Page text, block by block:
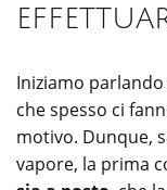
Iniziamo
che spesso ci
motivo. Dunque,
vapore, la prima